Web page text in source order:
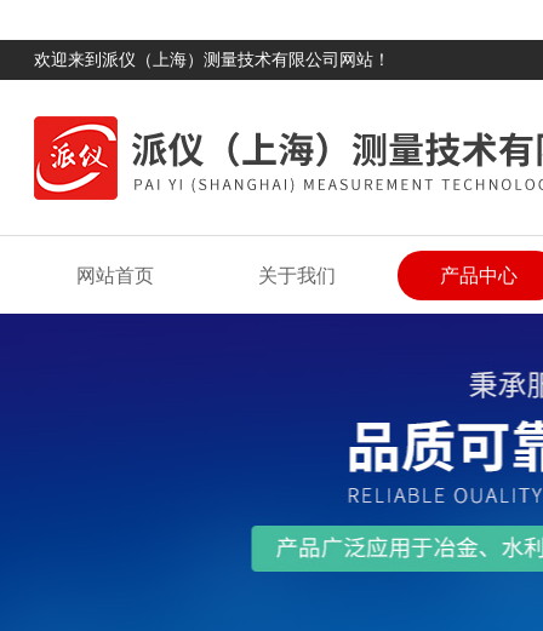
欢迎来到派仪（上海）测量技术有限公司网站！
网站首页 关于我们 产品中心